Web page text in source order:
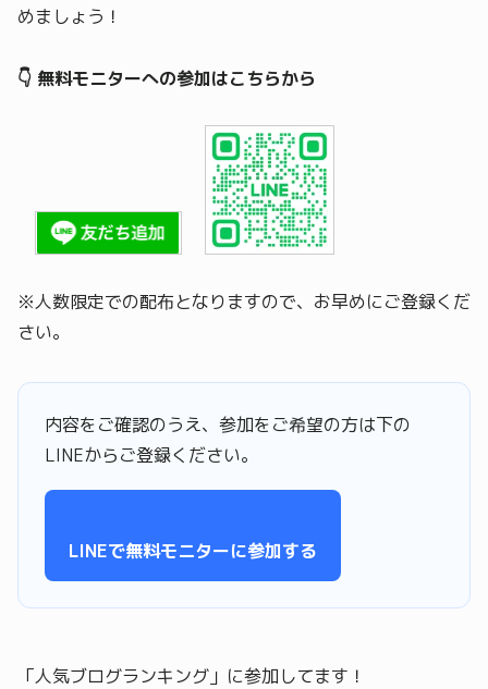
めましょう！
👇 無料モニターへの参加はこちらから
※人数限定での配布となりますので、お早めにご登録くだ
さい。
内容をご確認のうえ、参加をご希望の方は下の
LINEからご登録ください。
LINEで無料モニターに参加する
「人気ブログランキング」に参加してます！